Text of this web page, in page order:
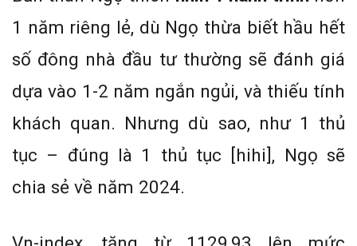
1 năm riêng lẻ, dù Ngọ thừa biết hầu hết
số đông nhà đầu tư thường sẽ đánh giá
dựa vào 1-2 năm ngắn ngủi, và thiếu tính
khách quan. Nhưng dù sao, như 1 thủ
tục – đúng là 1 thủ tục [hihi], Ngọ sẽ
chia sẻ về năm 2024.